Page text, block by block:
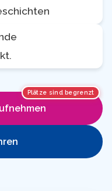
Plätze sind begrenzt